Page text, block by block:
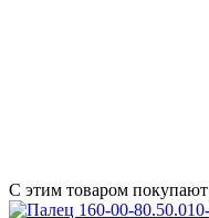
С этим товаром покупают